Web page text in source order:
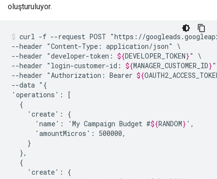
oluşturuluyor.
curl -f --request POST "https://
--header "Content-Type: application/json"
\
--header "developer-token: ${DEVELOPER_TOKEN}"
\
--header "login-customer-id: ${MANAGER_CUSTOMER_ID}"
--header "Authorization: Bearer ${
--data "{
'operations':
'create':
'name':
'My Campaign Budget #${RANDOM}
'amountMicros':
'create':